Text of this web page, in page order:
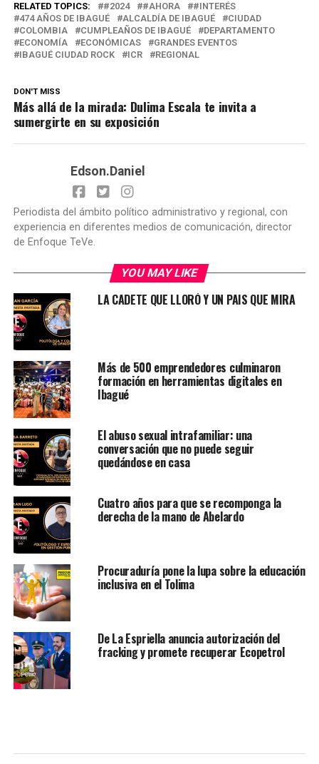
RELATED TOPICS: #2024 #AHORA
#INTERÉS
474 AÑOS DE IBAGUÉ
ALCALDÍA DE IBAGUÉ
CIUDAD
COLOMBIA
CUMPLEAÑOS DE IBAGUÉ
DEPARTAMENTO
ECONOMÍA
ECONÓMICAS
GRANDES EVENTOS
IBAGUÉ CIUDAD ROCK
ICR REGIONAL
DON'T MISS
Más allá de la mirada: Dulima Escala te invita a
sumergirte en su exposición
Edson.Daniel
Periodista del ámbito político administrativo y regional, con
experiencia en diferentes medios de comunicación, director
de Enfoque TeVe.
YOU MAY LIKE
LA CADETE QUE LLORÓ Y UN PAIS QUE MIRA
Más de 500 emprendedores culminaron
formación en herramientas digitales en
Ibagué
El abuso sexual intrafamiliar: una
conversación que no puede seguir
quedándose en casa
Cuatro años para que se recomponga la
derecha de la mano de Abelardo
Procuraduría pone la lupa sobre la educación
inclusiva en el Tolima
De La Espriella anuncia autorización del
fracking y promete recuperar Ecopetrol